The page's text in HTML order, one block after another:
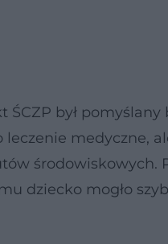
ŚCZP był
medyczne,
środowiskowych.
dziecko mogło